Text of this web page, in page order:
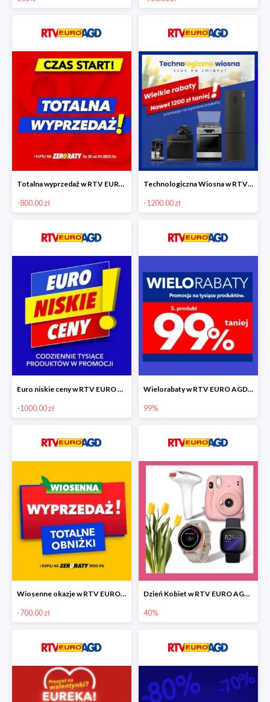
Totalna wyprzedaż w RTV EURO AGD do -800 zł
-800.00 zł
Technologiczna Wiosna w RTV EURO AGD - rabaty do -1200 zł
-1200.00 zł
Euro niskie ceny w RTV EURO AGD do -1000 zł
-1000.00 zł
Wielorabaty w RTV EURO AGD - piąty produkt -99%
99%
Wiosenne okazje w RTV EURO AGD do -700 zł
-700.00 zł
Dzień Kobiet w RTV EURO AGD do -40%
40%